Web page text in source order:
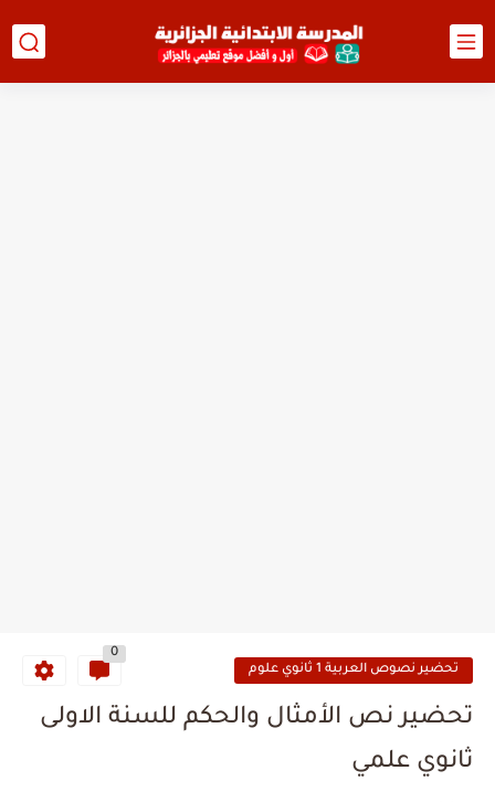
تحضير نصوص العربية 1 ثانوي علوم
0
تحضير نص الأمثال والحكم للسنة الاولى
ثانوي علمي